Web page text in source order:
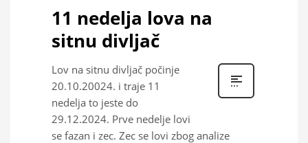
11 nedelja lova na
sitnu divljač
Lov na sitnu divljač počinje
20.10.20024. i traje 11
nedelja to jeste do
29.12.2024. Prve nedelje lovi
se fazan i zec. Zec se lovi zbog analize